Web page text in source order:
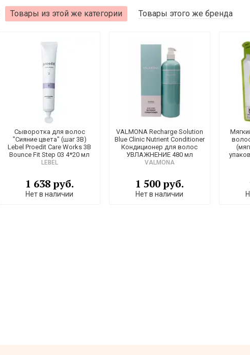
Товары из этой же категории Товары этого же бренда
Сыворотка для волос
"Сияние цвета" (шаг 3B)
Lebel Proedit Care Works 3B
Bounce Fit Step 03 4*20 мл
LEBEL
1 638 руб.
Нет в наличии
VALMONA Recharge Solution
Blue Clinic Nutrient Conditioner
Кондиционер для волос
УВЛАЖНЕНИЕ 480 мл
VALMONA
1 500 руб.
Нет в наличии